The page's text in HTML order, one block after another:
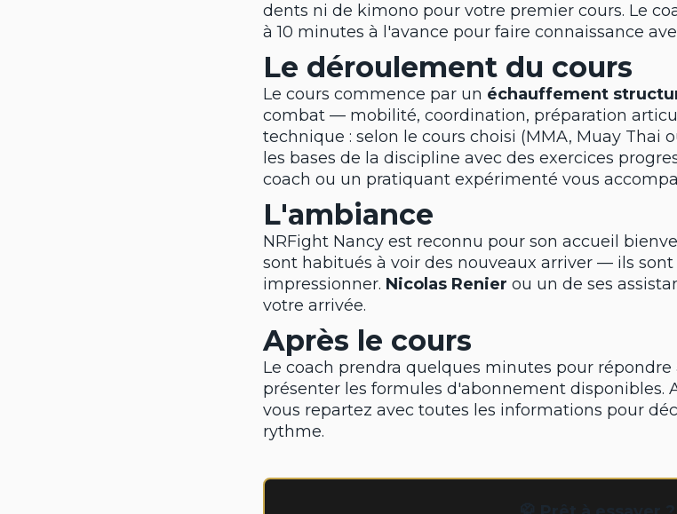
dents ni de kimono pour votre premier cours. Le
à 10 minutes à l'avance pour faire connaissance
Le déroulement du cours
Le cours commence par un échauffement
combat — mobilité, coordination, préparation
technique : selon le cours choisi (MMA, Muay Thai
les bases de la discipline avec des exercices
coach ou un pratiquant expérimenté vous
L'ambiance
NRFight Nancy est reconnu pour son accueil
sont habitués à voir des nouveaux arriver — ils
impressionner. Nicolas Renier ou un de ses
votre arrivée.
Après le cours
Le coach prendra quelques minutes pour répondre
présenter les formules d'abonnement disponibles.
vous repartez avec toutes les informations pour
rythme.